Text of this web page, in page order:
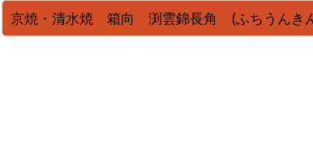
京焼・清水焼 箱向 渕雲錦長角 (ふちうんきん